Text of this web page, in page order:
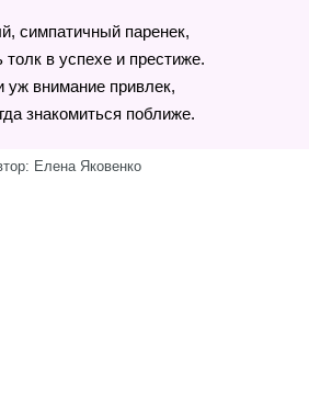
симпатичный паренек,
в успехе и престиже.
уж внимание привлек,
знакомиться поближе.
Елена Яковенко